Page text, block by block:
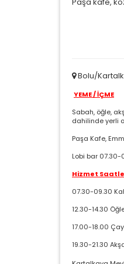
Bolu/
YEME / İÇME
Sabah, öğle,
dahilinde yerli
Paşa Kafe,
Lobi bar 07.30-
Hizmet
07.30-09.30
12.30-14.30
17.00-18.00
19.30-21.30